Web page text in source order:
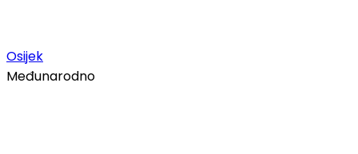
Osijek
Međunarodno